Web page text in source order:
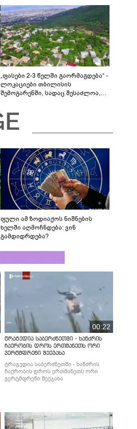
„ფასები 2-3 წელში გაორმაგდება“ -
ლოკაციები თბილისის
შემოგარენში, სადაც შესაძლოა,
ფული ამ ზოდიაქოს ნიშნების
ხელში აღმოჩნდება: ვინ
გამდიდრდება?
00:22
ტრაგედია საბერძნეთში - ხანძრის
ჩაქრობის დროს ერთმანეთს ორი
ვერტმფრენი შეეჯახა
ტრაგედია საბერძნეთში - ხანძრის
ჩაქრობის დროს ერთმანეთს ორი
ვერტმფრენი შეეჯახა